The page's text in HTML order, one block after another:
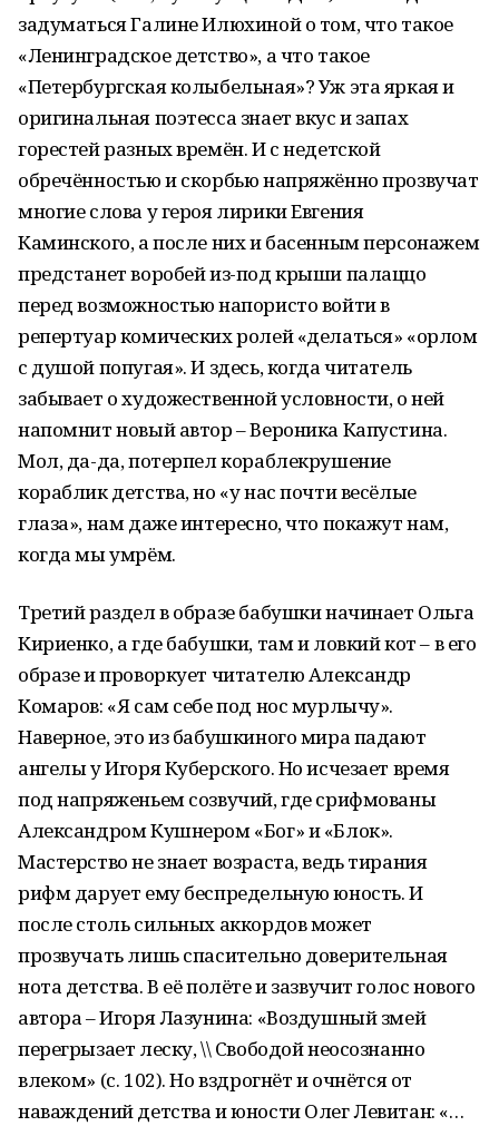
задуматься Галине Илюхиной о том, что такое
«Ленинградское детство», а что такое
«Петербургская колыбельная»? Уж эта яркая и
оригинальная поэтесса знает вкус и запах
горестей разных времён. И с недетской
обречённостью и скорбью напряжённо прозвучат
многие слова у героя лирики Евгения
Каминского, а после них и басенным персонажем
предстанет воробей из-под крыши палаццо
перед возможностью напористо войти в
репертуар комических ролей «делаться» «орлом
с душой попугая». И здесь, когда читатель
забывает о художественной условности, о ней
напомнит новый автор – Вероника Капустина.
Мол, да-да, потерпел кораблекрушение
кораблик детства, но «у нас почти весёлые
глаза», нам даже интересно, что покажут нам,
когда мы умрём.
Третий раздел в образе бабушки начинает Ольга
Кириенко, а где бабушки, там и ловкий кот – в его
образе и проворкует читателю Александр
Комаров: «Я сам себе под нос мурлычу».
Наверное, это из бабушкиного мира падают
ангелы у Игоря Куберского. Но исчезает время
под напряженьем созвучий, где срифмованы
Александром Кушнером «Бог» и «Блок».
Мастерство не знает возраста, ведь тирания
рифм дарует ему беспредельную юность. И
после столь сильных аккордов может
прозвучать лишь спасительно доверительная
нота детства. В её полёте и зазвучит голос нового
автора – Игоря Лазунина: «Воздушный змей
перегрызает леску, \\ Свободой неосознанно
влеком» (с. 102). Но вздрогнёт и очнётся от
наваждений детства и юности Олег Левитан: «…